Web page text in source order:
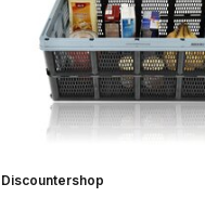
Discountershop